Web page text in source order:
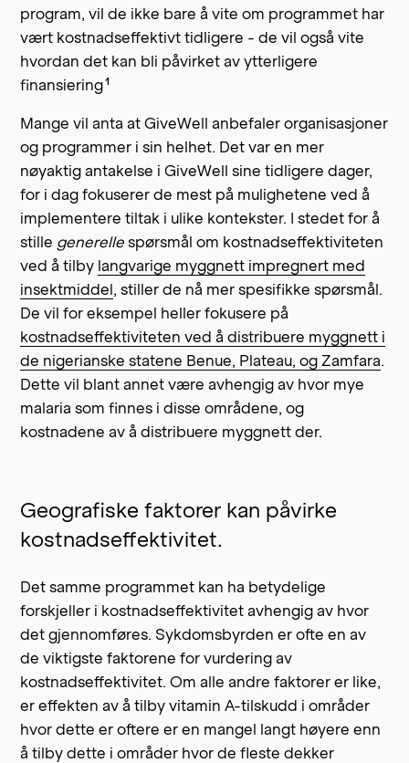
program, vil de ikke bare å vite om programmet har
vært kostnadseffektivt tidligere - de vil også vite
hvordan det kan bli påvirket av ytterligere
finansiering1
Mange vil anta at GiveWell anbefaler organisasjoner
og programmer i sin helhet. Det var en mer
nøyaktig antakelse i GiveWell sine tidligere dager,
for i dag fokuserer de mest på mulighetene ved å
implementere tiltak i ulike kontekster. I stedet for å
stille generelle spørsmål om kostnadseffektiviteten
ved å tilby langvarige myggnett impregnert med
insektmiddel, stiller de nå mer spesifikke spørsmål.
De vil for eksempel heller fokusere på
kostnadseffektiviteten ved å distribuere myggnett i
de nigerianske statene Benue, Plateau, og Zamfara.
Dette vil blant annet være avhengig av hvor mye
malaria som finnes i disse områdene, og
kostnadene av å distribuere myggnett der.
Geografiske faktorer kan påvirke
kostnadseffektivitet.
Det samme programmet kan ha betydelige
forskjeller i kostnadseffektivitet avhengig av hvor
det gjennomføres. Sykdomsbyrden er ofte en av
de viktigste faktorene for vurdering av
kostnadseffektivitet. Om alle andre faktorer er like,
er effekten av å tilby vitamin A-tilskudd i områder
hvor dette er oftere er en mangel langt høyere enn
å tilby dette i områder hvor de fleste dekker